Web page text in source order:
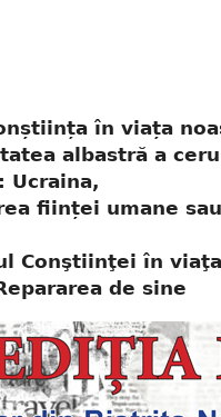
în viața
albastră a
Ucraina,
ființei umane
Conştiinţei în
de sine